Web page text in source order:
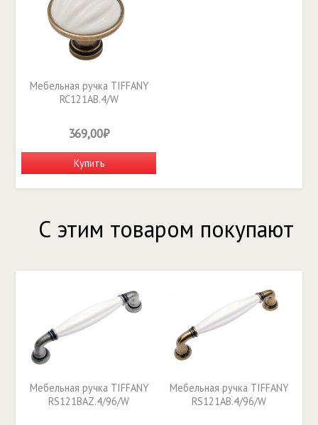
Мебельная ручка TIFFANY
RC121AB.4/W
369,00₽
Купить
С этим товаром покупают
Мебельная ручка TIFFANY
RS121BAZ.4/96/W
Мебельная ручка TIFFANY
RS121AB.4/96/W